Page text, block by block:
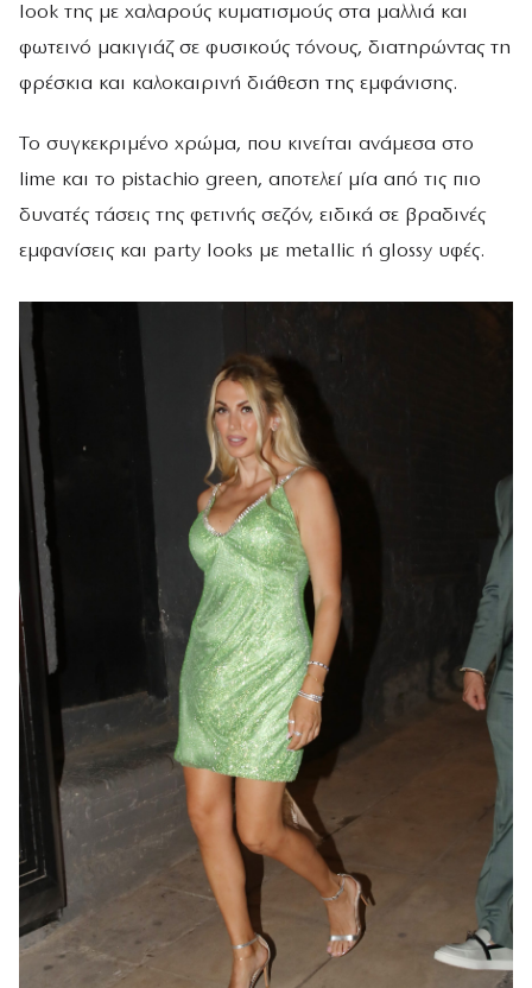
look της με χαλαρούς κυματισμούς στα μαλλιά και
φωτεινό μακιγιάζ σε φυσικούς τόνους, διατηρώντας τη
φρέσκια και καλοκαιρινή διάθεση της εμφάνισης.
Το συγκεκριμένο χρώμα, που κινείται ανάμεσα στο
lime και το pistachio green, αποτελεί μία από τις πιο
δυνατές τάσεις της φετινής σεζόν, ειδικά σε βραδινές
εμφανίσεις και party looks με metallic ή glossy υφές.